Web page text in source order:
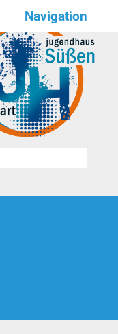
Navigation
date